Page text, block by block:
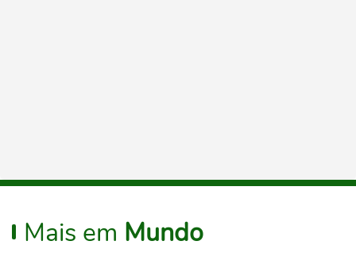
Mais em Mundo